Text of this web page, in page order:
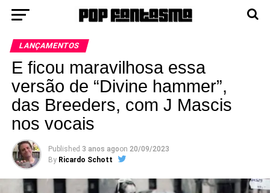
LANÇAMENTOS
E ficou maravilhosa essa
versão de “Divine hammer”,
das Breeders, com J Mascis
nos vocais
Published 3 anos agoon 20/09/2023
By Ricardo Schott